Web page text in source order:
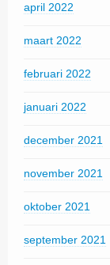
april 2022
maart 2022
februari 2022
januari 2022
december 2021
november 2021
oktober 2021
september 2021